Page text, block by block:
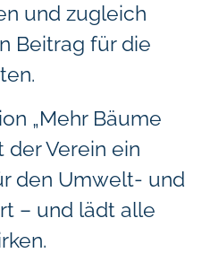
und zugleich
Beitrag für die
„Mehr Bäume
der Verein ein
den Umwelt- und
– und lädt alle